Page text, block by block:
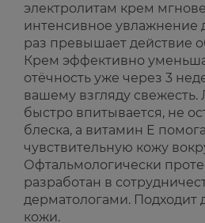
электролитам крем
интенсивное увлажнение
раз превышает действие
Крем эффективно
отёчность уже через 3
вашему взгляду свежесть.
быстро впитывается, не
блеска, а витамин E
чувствительную кожу
Офтальмологически
разработан в
дерматологами. Подходит
кожи.